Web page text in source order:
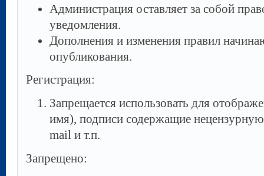
Администрация оставляет за собой
уведомления.
Дополнения и изменения правил
опубликования.
Регистрация:
Запрещается использовать для
имя), подписи содержащие нецензурную
mail и т.п.
Запрещено: